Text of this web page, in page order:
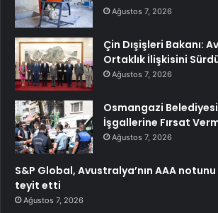
Ağustos 7, 2026
Çin Dışişleri Bakanı:
Ortaklık İlişkisini
Ağustos 7, 2026
Osmangazi Belediyesi
İşgallerine Fırsat
Ağustos 7, 2026
S&P Global, Avustralya’nın AAA
teyit etti
Ağustos 7, 2026